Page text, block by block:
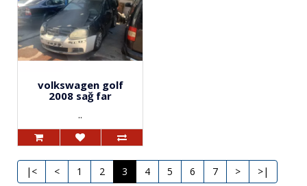
volkswagen golf
2008 sağ far
..
|< < 1 2 3 4 5 6 7 >
>|